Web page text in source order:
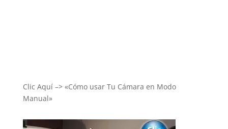
Clic Aquí –> «Cómo usar Tu Cámara en Modo
Manual»